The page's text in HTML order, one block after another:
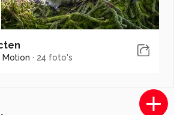
Motion · 24 foto's